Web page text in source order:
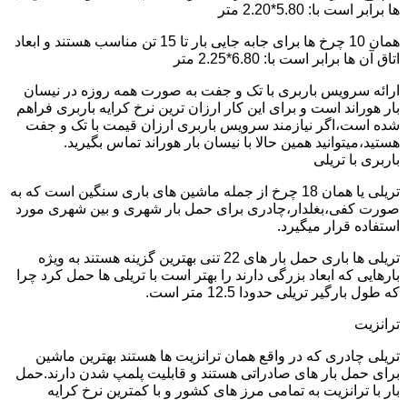
ها برابر است با: 5.80*2.20 متر
همان 10 چرخ ها برای جابه جایی بار تا 15 تن مناسب هستند و ابعاد
اتاق آن ها برابر است با: 6.80*2.25 متر
ارائه سرویس باربری با تک و جفت به صورت همه روزه در نیسان
بار هوراند است و برای این کار ارزان ترین نرخ کرایه باربری فراهم
شده است،اگر نیازمند سرویس باربری ارزان قیمت با تک و جفت
هستید،میتوانید همین حالا با نیسان بار هوراند تماس بگیرید.
باربری با تریلی
تریلی یا همان 18 چرخ از جمله ماشین های باری سنگین است که به
صورت کفی،بغلدار،چادری برای حمل بار شهری و بین شهری مورد
استفاده قرار میگیرد.
تریلی ها باری حمل بار های 22 تنی بهترین گزینه هستند به ویژه
بارهایی که ابعاد بزرگی دارند را بهتر است با تریلی ها حمل کرد چرا
که طول بارگیر تریلی حدودا 12.5 متر است.
ترانزیت
تریلی چادری که در واقع همان ترانزیت ها هستند بهترین ماشین
برای حمل بار های صادراتی هستند و قابلیت پلمپ شدن دارند.حمل
بار با ترانزیت به تمامی مرز های کشور و با کمترین نرخ کرایه